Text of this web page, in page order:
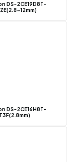
DS-2CE19D8T-
12mm)
DS-2CE16H8T-